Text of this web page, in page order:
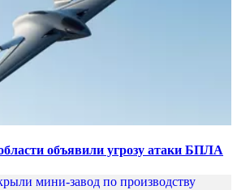
объявили угрозу атаки БПЛА